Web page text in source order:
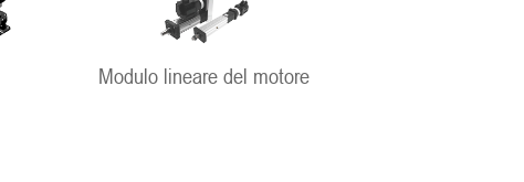
Modulo lineare del motore